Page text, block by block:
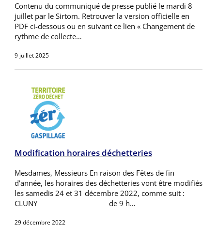
Contenu du communiqué de presse publié le mardi 8
juillet par le Sirtom. Retrouver la version officielle en
PDF ci-dessous ou en suivant ce lien « Changement de
rythme de collecte…
9 juillet 2025
Modification horaires déchetteries
Mesdames, Messieurs En raison des Fêtes de fin
d’année, les horaires des déchetteries vont être modifiés
les samedis 24 et 31 décembre 2022, comme suit :
CLUNY de 9 h…
29 décembre 2022